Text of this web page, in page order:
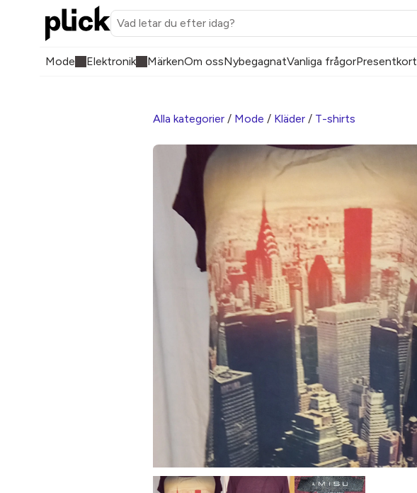
Mode Elektronik MärkenOm ossNybegagnatVanliga frågorPresentkort
Alla kategorier / Mode / Kläder / T-shirts